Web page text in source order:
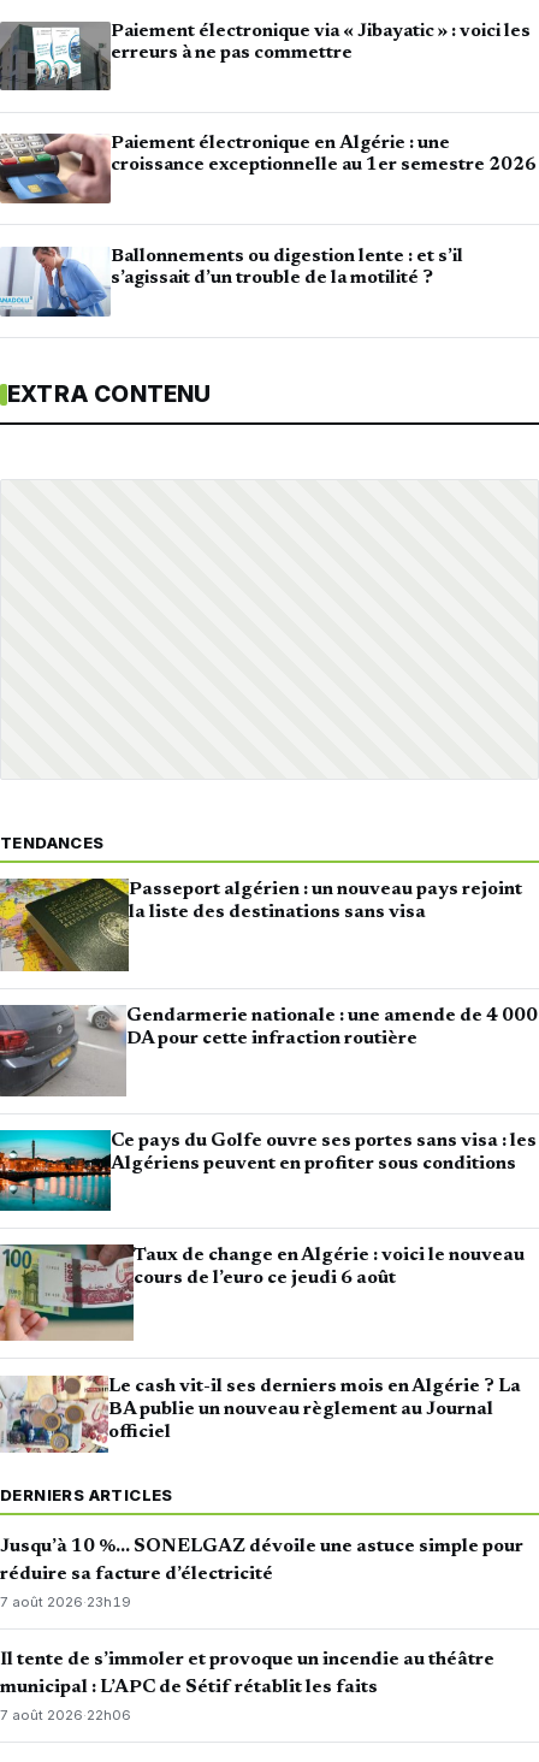
Paiement électronique via « Jibayatic » : voici les
erreurs à ne pas commettre
Paiement électronique en Algérie : une
croissance exceptionnelle au 1er semestre 2026
Ballonnements ou digestion lente : et s’il
s’agissait d’un trouble de la motilité ?
EXTRA CONTENU
TENDANCES
Passeport algérien : un nouveau pays rejoint
la liste des destinations sans visa
Gendarmerie nationale : une amende de 4 000
DA pour cette infraction routière
Ce pays du Golfe ouvre ses portes sans visa : les
Algériens peuvent en profiter sous conditions
Taux de change en Algérie : voici le nouveau
cours de l’euro ce jeudi 6 août
Le cash vit-il ses derniers mois en Algérie ? La
BA publie un nouveau règlement au Journal
officiel
DERNIERS ARTICLES
Jusqu’à 10 %… SONELGAZ dévoile une astuce simple pour
réduire sa facture d’électricité
7 août 2026·23h19
Il tente de s’immoler et provoque un incendie au théâtre
municipal : L’APC de Sétif rétablit les faits
7 août 2026·22h06